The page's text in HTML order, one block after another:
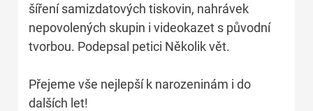
šíření samizdatových tiskovin, nahrávek
nepovolených skupin i videokazet s původní
tvorbou. Podepsal petici Několik vět.
Přejeme vše nejlepší k narozeninám i do
dalších let!